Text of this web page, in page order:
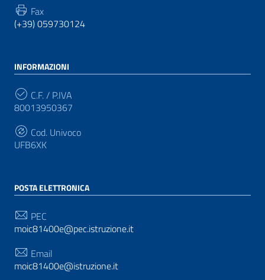
Fax
(+39) 059730124
INFORMAZIONI
C.F. / P.IVA
80013950367
Cod. Univoco
UFB6XK
POSTA ELETTRONICA
PEC
moic81400e@pec.istruzione.it
Email
moic81400e@istruzione.it